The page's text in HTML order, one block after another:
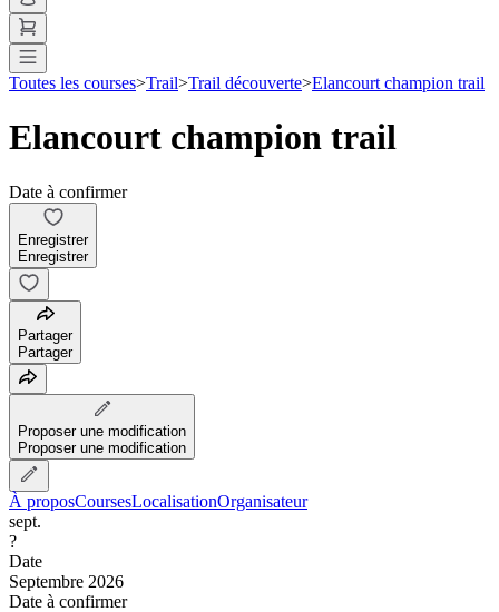
Toutes les courses>Trail>Trail découverte>Elancourt champion trail
Elancourt champion trail
Date à confirmer
Enregistrer
Enregistrer
Partager
Partager
Proposer une modification
Proposer une modification
À proposCoursesLocalisationOrganisateur
sept.
?
Date
Septembre 2026
Date à confirmer